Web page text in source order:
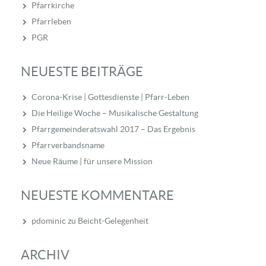
Pfarrkirche
Pfarrleben
PGR
NEUESTE BEITRÄGE
Corona-Krise | Gottesdienste | Pfarr-Leben
Die Heilige Woche – Musikalische Gestaltung
Pfarrgemeinderatswahl 2017 – Das Ergebnis
Pfarrverbandsname
Neue Räume | für unsere Mission
NEUESTE KOMMENTARE
pdominic zu Beicht-Gelegenheit
ARCHIV